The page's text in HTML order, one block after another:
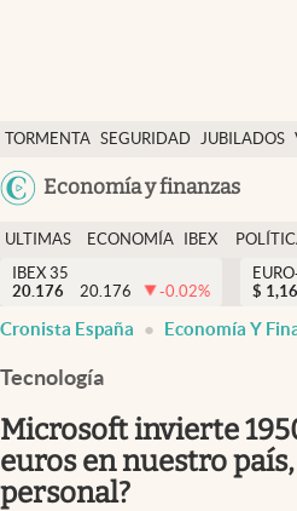
TORMENTA SEGURIDAD JUBILADOS
Economía y finanzas
Economía y finanzas
Política
Actualidad
Criptomonedas
España
ULTIMAS
NOTICIAS
ECONOMÍA
FINANZAS
IBEX
EURO
IBEX 35
20.176
20.176 -0.02%
$ 1,16
Cronista España Economía Y
Tecnología
Microsoft invierte
euros en nuestro
personal?